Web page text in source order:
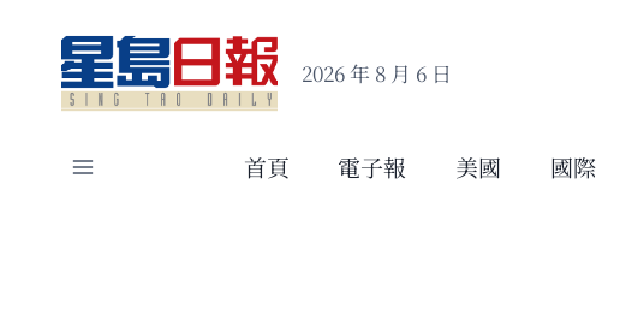
content
2026 年 8 月 6 日
首頁 電子報 美國 國際